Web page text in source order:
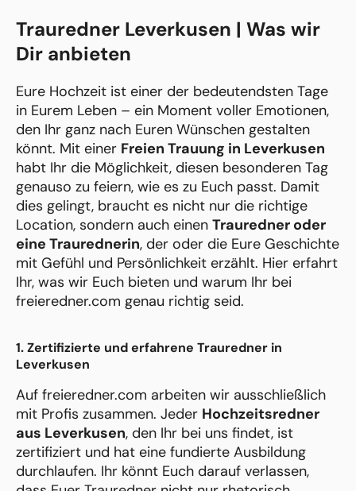
Trauredner Leverkusen | Was wir
Dir anbieten
Eure Hochzeit ist einer der bedeutendsten Tage
in Eurem Leben – ein Moment voller Emotionen,
den Ihr ganz nach Euren Wünschen gestalten
könnt. Mit einer Freien Trauung in Leverkusen
habt Ihr die Möglichkeit, diesen besonderen Tag
genauso zu feiern, wie es zu Euch passt. Damit
dies gelingt, braucht es nicht nur die richtige
Location, sondern auch einen Trauredner oder
eine Traurednerin, der oder die Eure Geschichte
mit Gefühl und Persönlichkeit erzählt. Hier erfahrt
Ihr, was wir Euch bieten und warum Ihr bei
freieredner.com genau richtig seid.
1. Zertifizierte und erfahrene Trauredner in
Leverkusen
Auf freieredner.com arbeiten wir ausschließlich
mit Profis zusammen. Jeder Hochzeitsredner
aus Leverkusen, den Ihr bei uns findet, ist
zertifiziert und hat eine fundierte Ausbildung
durchlaufen. Ihr könnt Euch darauf verlassen,